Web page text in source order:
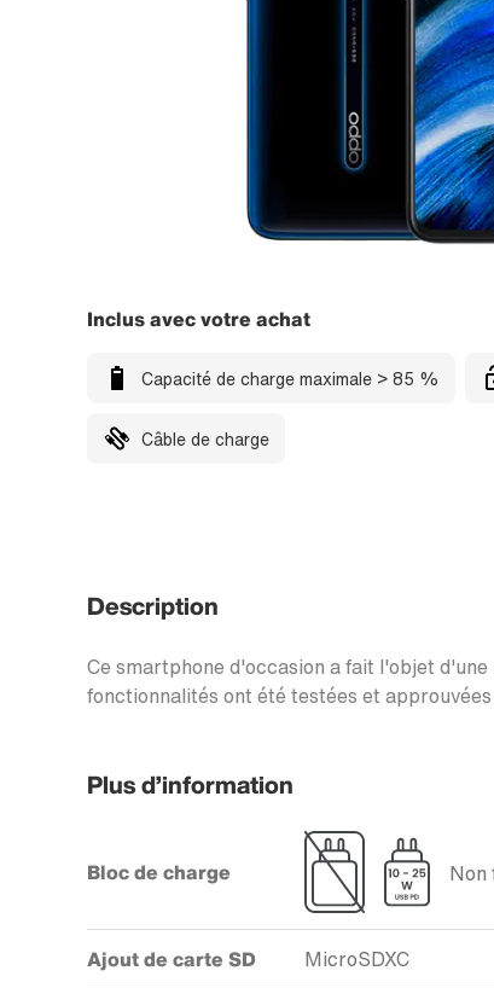
Inclus avec votre achat
Capacité de charge maximale > 85 %
Câble de charge
Description
Ce smartphone d'occasion a fait l'objet
fonctionnalités ont été testées et
Plus d’information
Bloc de charge Non
Ajout de carte SD MicroSDXC